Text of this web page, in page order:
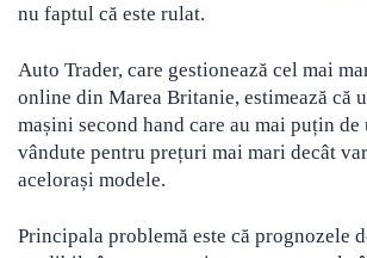
nu faptul că este rulat.
Auto Trader, care gestionează cel mai
online din Marea Britanie, estimează că
mașini second hand care au mai puțin de
vândute pentru prețuri mai mari decât
acelorași modele.
Principala problemă este că prognozele